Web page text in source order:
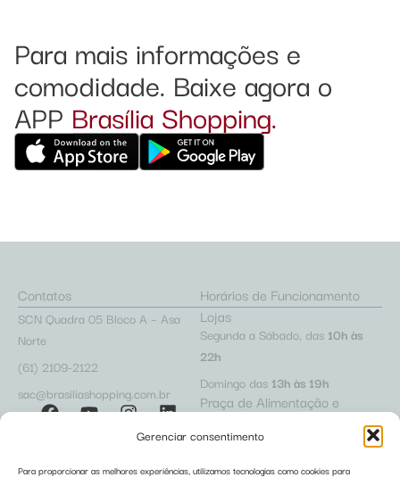
Gerenciar consentimento
Para proporcionar as melhores experiências, utilizamos tecnologias como cookies para
Para mais informações e
comodidade. Baixe agora o
APP Brasília Shopping.
Contatos
SCN Quadra 05 Bloco A – Asa
Norte
(61) 2109-2122
sac@brasiliashopping.com.br
Horários de Funcionamento
Lojas
Segunda a Sábado, das 10h às
22h
Domingo das 13h às 19h
Praça de Alimentação e
Cafeterias
Segunda a Sábado, das